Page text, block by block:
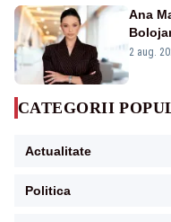
Ana
2 aug.
CATEGORII
Actualitate
Politica